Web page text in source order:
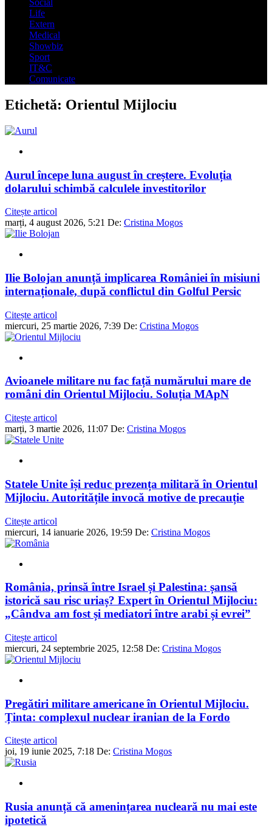
Social
Life
Extern
Medical
Showbiz
Sport
IT&C
Comunicate
Etichetă: Orientul Mijlociu
Aurul începe luna august în creștere. Evoluția
dolarului schimbă calculele investitorilor
Citește articol
marți, 4 august 2026, 5:21 De: Cristina Mogos
Ilie Bolojan anunță implicarea României în misiuni
internaționale, după conflictul din Golful Persic
Citește articol
miercuri, 25 martie 2026, 7:39 De: Cristina Mogos
Avioanele militare nu fac față numărului mare de
români din Orientul Mijlociu. Soluția MApN
Citește articol
marți, 3 martie 2026, 11:07 De: Cristina Mogos
Statele Unite își reduc prezența militară în Orientul
Mijlociu. Autoritățile invocă motive de precauție
Citește articol
miercuri, 14 ianuarie 2026, 19:59 De: Cristina Mogos
România, prinsă între Israel și Palestina: șansă
istorică sau risc uriaș? Expert în Orientul Mijlociu:
„Cândva am fost și mediatori între arabi și evrei”
Citește articol
miercuri, 24 septembrie 2025, 12:58 De: Cristina Mogos
Pregătiri militare americane în Orientul Mijlociu.
Ținta: complexul nuclear iranian de la Fordo
Citește articol
joi, 19 iunie 2025, 7:18 De: Cristina Mogos
Rusia anunță că amenințarea nucleară nu mai este
ipotetică